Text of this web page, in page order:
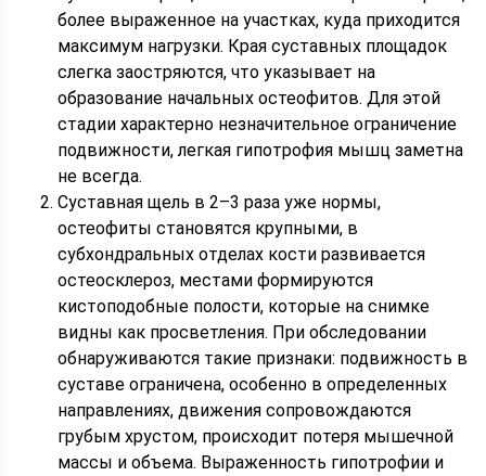
более выраженное на участках, куда приходится
максимум нагрузки. Края суставных площадок
слегка заостряются, что указывает на
образование начальных остеофитов. Для этой
стадии характерно незначительное ограничение
подвижности, легкая гипотрофия мышц заметна
не всегда.
Суставная щель в 2–3 раза уже нормы,
остеофиты становятся крупными, в
субхондральных отделах кости развивается
остеосклероз, местами формируются
кистоподобные полости, которые на снимке
видны как просветления. При обследовании
обнаруживаются такие признаки: подвижность в
суставе ограничена, особенно в определенных
направлениях, движения сопровождаются
грубым хрустом, происходит потеря мышечной
массы и объема. Выраженность гипотрофии и